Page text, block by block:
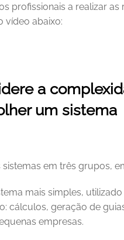
profissionais a realizar
vídeo abaixo:
a
um sistema
em três grupos,
mais simples,
cálculos, geração de
empresas.